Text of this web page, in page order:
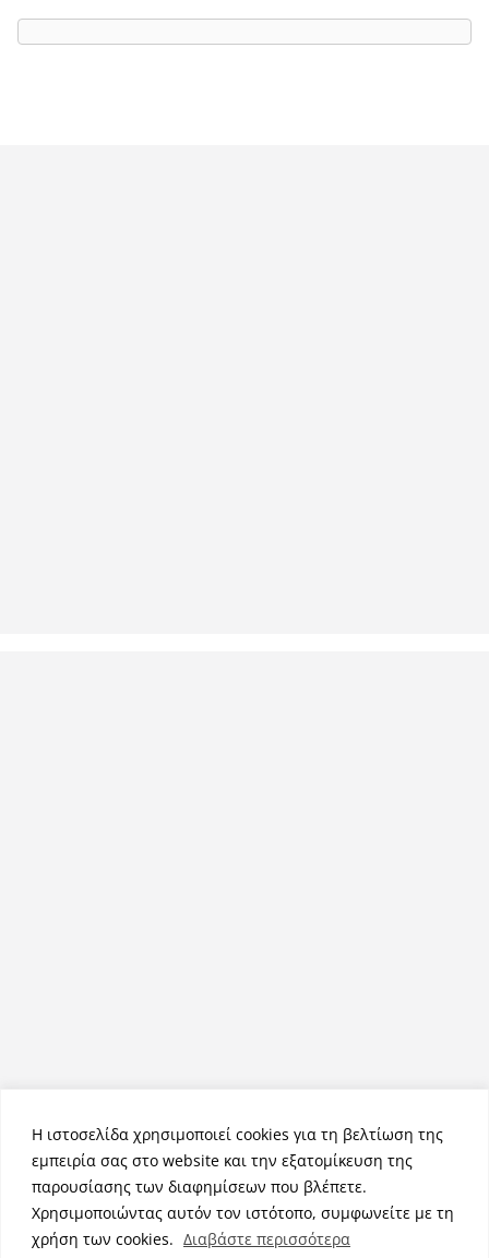
Η ιστοσελίδα χρησιμοποιεί cookies για τη βελτίωση της
εμπειρία σας στο website και την εξατομίκευση της
παρουσίασης των διαφημίσεων που βλέπετε.
Χρησιμοποιώντας αυτόν τον ιστότοπο, συμφωνείτε με τη
χρήση των cookies. Διαβάστε περισσότερα
Πνευματικά Δικαιώματα © 2026NemeaPress. Τα πνευματικά
δικαιώματα προστατεύονται.